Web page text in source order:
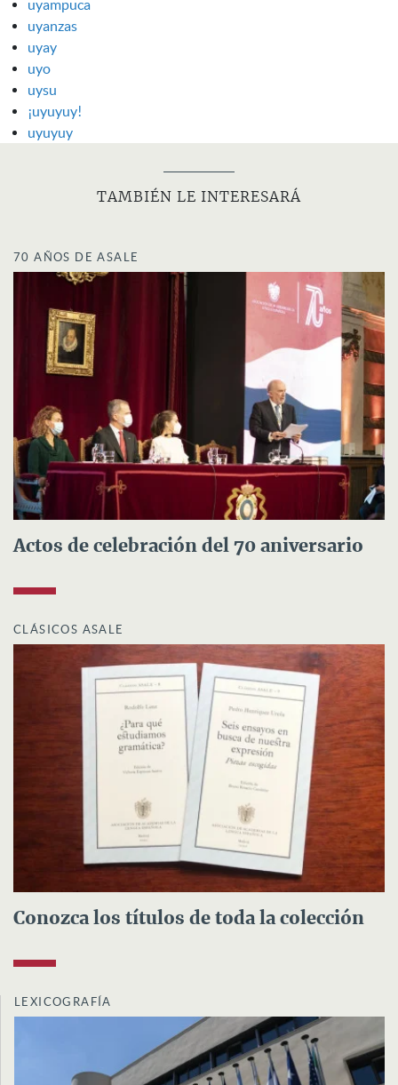
uyampuca
uyanzas
uyay
uyo
uysu
¡uyuyuy!
uyuyuy
TAMBIÉN LE INTERESARÁ
70 AÑOS DE ASALE
Actos de celebración del 70 aniversario
CLÁSICOS ASALE
Conozca los títulos de toda la colección
LEXICOGRAFÍA